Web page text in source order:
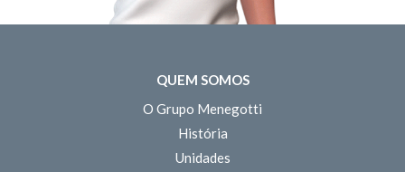
QUEM SOMOS
O Grupo Menegotti
História
Unidades